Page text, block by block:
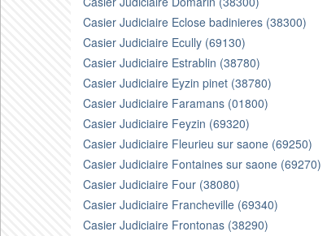
Casier Judiciaire Eclose badinieres (38300)
Casier Judiciaire Ecully (69130)
Casier Judiciaire Estrablin (38780)
Casier Judiciaire Eyzin pinet (38780)
Casier Judiciaire Faramans (01800)
Casier Judiciaire Feyzin (69320)
Casier Judiciaire Fleurieu sur saone (69250)
Casier Judiciaire Fontaines sur saone (69270)
Casier Judiciaire Four (38080)
Casier Judiciaire Francheville (69340)
Casier Judiciaire Frontonas (38290)